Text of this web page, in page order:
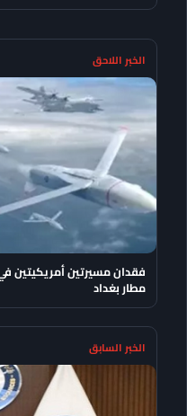
الخبر اللاحق
فقدان مسيرتين أمريكيتين
مطار بغداد
الخبر السابق